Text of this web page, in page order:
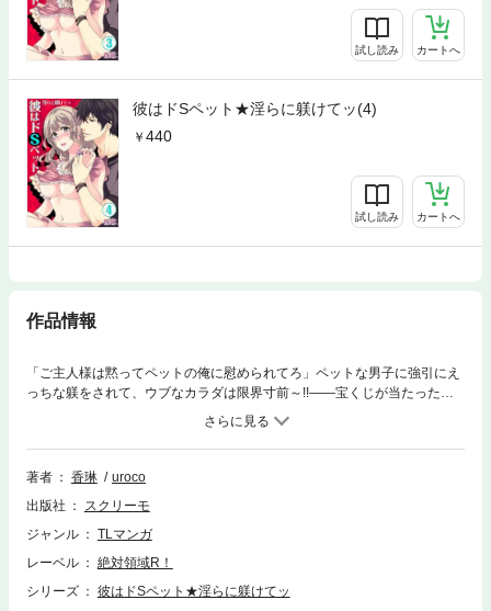
試し読み カートへ
彼はドSペット★淫らに躾けてッ(4)
440
試し読み カートへ
作品情報
「ご主人様は黙ってペットの俺に慰められてろ」ペットな男子に強引にえ
っちな躾をされて、ウブなカラダは限界寸前～!!――宝くじが当たった由
莉はかわいい犬を飼おうとペットショップへ。ところがそのペットショッ
プで押し売られたのは、犬ではなく、なんと「ペット男子」!しかもお店で
は優しかったはずのペットは、連れて帰るとドSに豹変!玄関先で突然処女
を奪われて…!?
著者 香琳
uroco
出版社
スクリーモ
ジャンル
TLマンガ
レーベル
絶対領域R！
シリーズ
彼はドSペット★淫らに躾けてッ